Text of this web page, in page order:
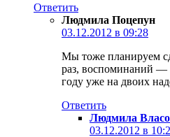
Ответить
Людмила Поцепун
03.12.2012 в 09:28
Мы тоже планируем
раз, воспоминаний —
году уже на двоих
Ответить
Людмила
03.12.2012 в